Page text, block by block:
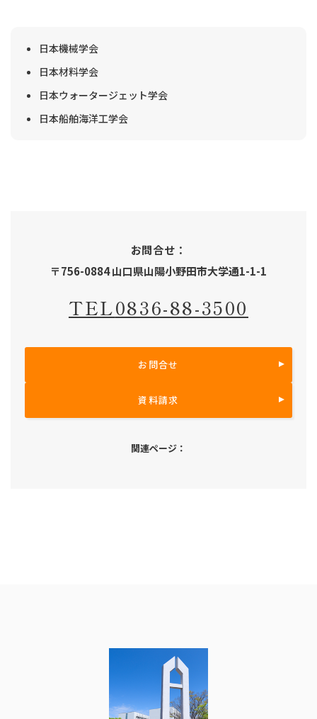
日本機械学会
日本材料学会
日本ウォータージェット学会
日本船舶海洋工学会
お問合せ：
〒756-0884 山口県山陽小野田市大学通1-1-1
TEL0836-88-3500
お問合せ
資料請求
関連ページ：